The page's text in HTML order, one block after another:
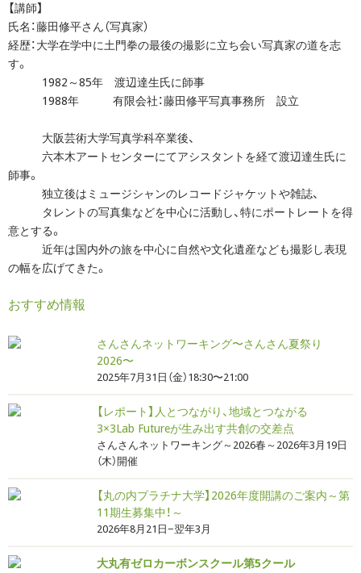
【講師】
氏名：藤田修平さん（写真家）
経歴：大学在学中に土門拳の最後の撮影に立ち会い写真家の道を志
す。
1982～85年 渡辺達生氏に師事
1988年 有限会社：藤田修平写真事務所 設立
大阪芸術大学写真学科卒業後、
六本木アートセンターにてアシスタントを経て渡辺達生氏に
師事。
独立後はミュージシャンのレコードジャケットや雑誌、
タレントの写真集などを中心に活動し、特にポートレートを得
意とする。
近年は国内外の旅を中心に自然や文化遺産なども撮影し表現
の幅を広げてきた。
おすすめ情報
さんさんネットワーキング〜さんさん夏祭り
2026〜
2025年7月31日（金）18:30〜21:00
【レポート】人とつながり、地域とつながる
3×3Lab Futureが生み出す共創の交差点
さんさんネットワーキング～2026春～2026年3月19日
（木）開催
【丸の内プラチナ大学】2026年度開講のご案内～第
11期生募集中！～
2026年8月21日−翌年3月
大丸有ゼロカーボンスクール第5クール